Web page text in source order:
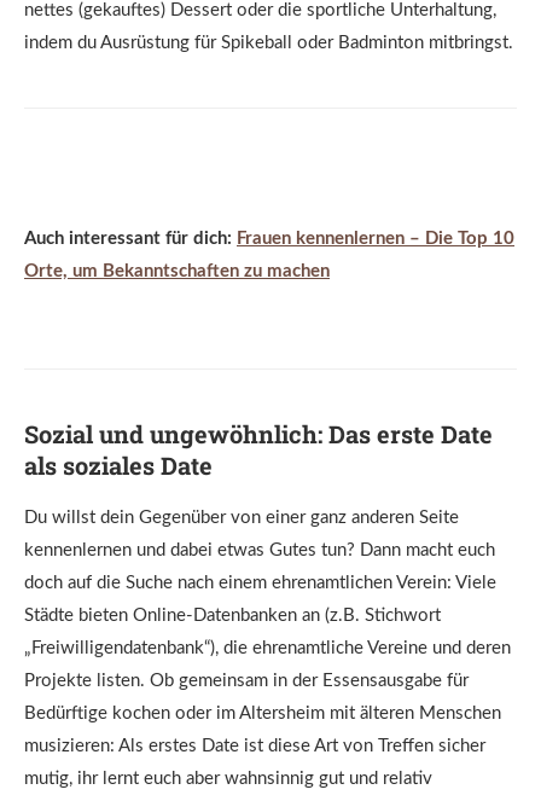
nettes (gekauftes) Dessert oder die sportliche Unterhaltung,
indem du Ausrüstung für Spikeball oder Badminton mitbringst.
Auch interessant für dich: Frauen kennenlernen – Die Top 10
Orte, um Bekanntschaften zu machen
Sozial und ungewöhnlich: Das erste Date
als soziales Date
Du willst dein Gegenüber von einer ganz anderen Seite
kennenlernen und dabei etwas Gutes tun? Dann macht euch
doch auf die Suche nach einem ehrenamtlichen Verein: Viele
Städte bieten Online-Datenbanken an (z.B. Stichwort
„Freiwilligendatenbank“), die ehrenamtliche Vereine und deren
Projekte listen. Ob gemeinsam in der Essensausgabe für
Bedürftige kochen oder im Altersheim mit älteren Menschen
musizieren: Als erstes Date ist diese Art von Treffen sicher
mutig, ihr lernt euch aber wahnsinnig gut und relativ